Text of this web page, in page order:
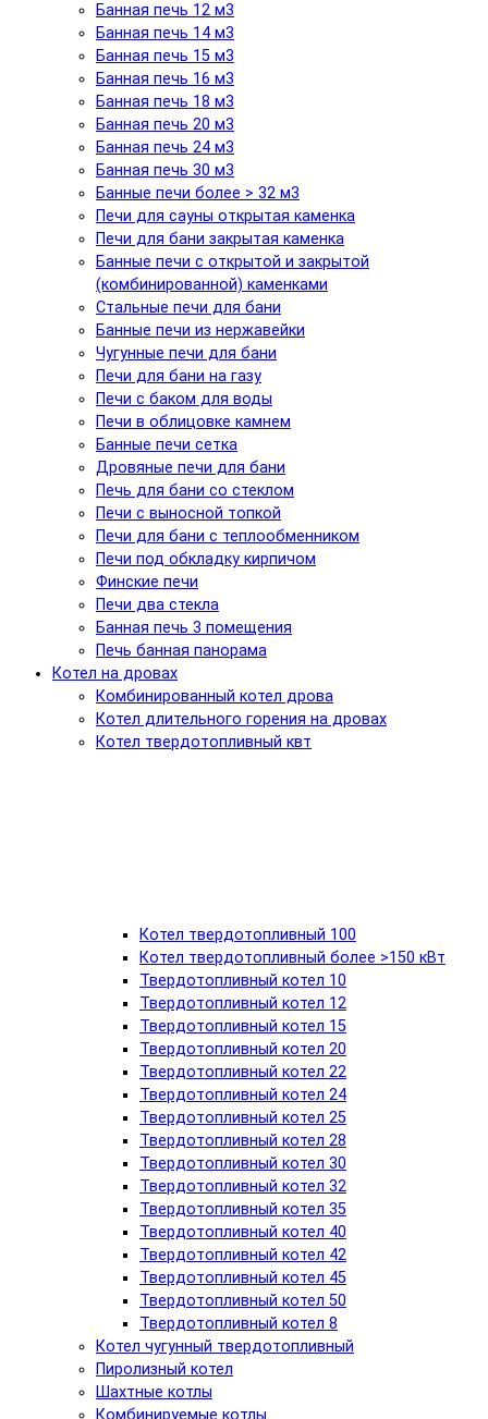
Банная печь 12 м3
Банная печь 14 м3
Банная печь 15 м3
Банная печь 16 м3
Банная печь 18 м3
Банная печь 20 м3
Банная печь 24 м3
Банная печь 30 м3
Банные печи более > 32 м3
Печи для сауны открытая каменка
Печи для бани закрытая каменка
Банные печи с открытой и закрытой
(комбинированной) каменками
Стальные печи для бани
Банные печи из нержавейки
Чугунные печи для бани
Печи для бани на газу
Печи с баком для воды
Печи в облицовке камнем
Банные печи сетка
Дровяные печи для бани
Печь для бани со стеклом
Печи с выносной топкой
Печи для бани с теплообменником
Печи под обкладку кирпичом
Финские печи
Печи два стекла
Банная печь 3 помещения
Печь банная панорама
Котел на дровах
Комбинированный котел дрова
Котел длительного горения на дровах
Котел твердотопливный квт
Котел твердотопливный 100
Котел твердотопливный более >150 кВт
Твердотопливный котел 10
Твердотопливный котел 12
Твердотопливный котел 15
Твердотопливный котел 20
Твердотопливный котел 22
Твердотопливный котел 24
Твердотопливный котел 25
Твердотопливный котел 28
Твердотопливный котел 30
Твердотопливный котел 32
Твердотопливный котел 35
Твердотопливный котел 40
Твердотопливный котел 42
Твердотопливный котел 45
Твердотопливный котел 50
Твердотопливный котел 8
Котел чугунный твердотопливный
Пиролизный котел
Шахтные котлы
Комбинируемые котлы